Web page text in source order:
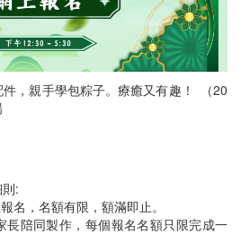
，親手學包粽子。療癒又有趣！ （20
:
名，名額有限，額滿即止。
陪同製作，每個報名名額只限完成一